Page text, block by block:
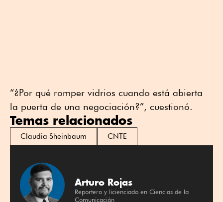
“¿Por qué romper vidrios cuando está abierta
la puerta de una negociación?”, cuestionó.
Temas relacionados
Claudia Sheinbaum CNTE
Arturo Rojas
Reportero y licienciado en Ciencias de la
Comunicación